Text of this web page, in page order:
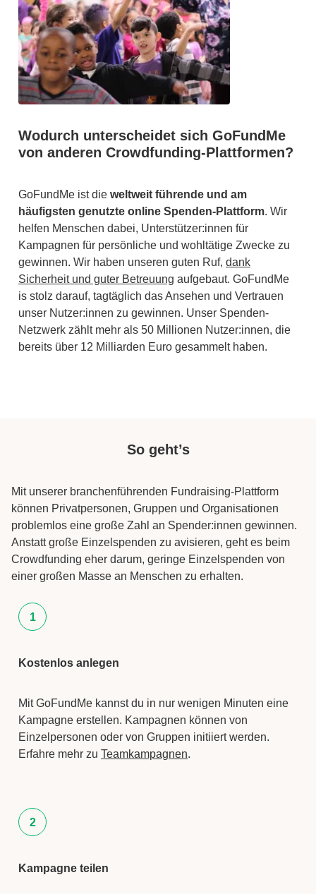
Wodurch unterscheidet sich GoFundMe
von anderen Crowdfunding-Plattformen?
GoFundMe ist die weltweit führende und am
häufigsten genutzte online Spenden-Plattform. Wir
helfen Menschen dabei, Unterstützer:innen für
Kampagnen für persönliche und wohltätige Zwecke zu
gewinnen. Wir haben unseren guten Ruf, dank
Sicherheit und guter Betreuung aufgebaut. GoFundMe
is stolz darauf, tagtäglich das Ansehen und Vertrauen
unser Nutzer:innen zu gewinnen. Unser Spenden-
Netzwerk zählt mehr als 50 Millionen Nutzer:innen, die
bereits über 12 Milliarden Euro gesammelt haben.
So geht’s
Mit unserer branchenführenden Fundraising-Plattform
können Privatpersonen, Gruppen und Organisationen
problemlos eine große Zahl an Spender:innen gewinnen.
Anstatt große Einzelspenden zu avisieren, geht es beim
Crowdfunding eher darum, geringe Einzelspenden von
einer großen Masse an Menschen zu erhalten.
1
Kostenlos anlegen
Mit GoFundMe kannst du in nur wenigen Minuten eine
Kampagne erstellen. Kampagnen können von
Einzelpersonen oder von Gruppen initiiert werden.
Erfahre mehr zu Teamkampagnen.
2
Kampagne teilen